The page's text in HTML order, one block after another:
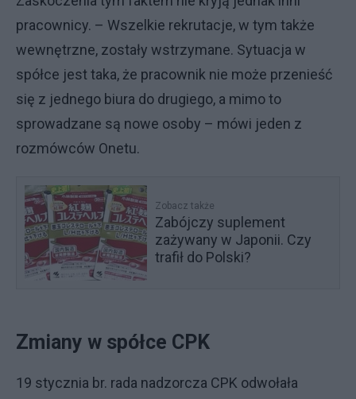
pracownicy. – Wszelkie rekrutacje, w tym także
wewnętrzne, zostały wstrzymane. Sytuacja w
spółce jest taka, że pracownik nie może przenieść
się z jednego biura do drugiego, a mimo to
sprowadzane są nowe osoby – mówi jeden z
rozmówców Onetu.
Zobacz także
Zabójczy suplement
zażywany w Japonii. Czy
trafił do Polski?
Zmiany w spółce CPK
19 stycznia br. rada nadzorcza CPK odwołała